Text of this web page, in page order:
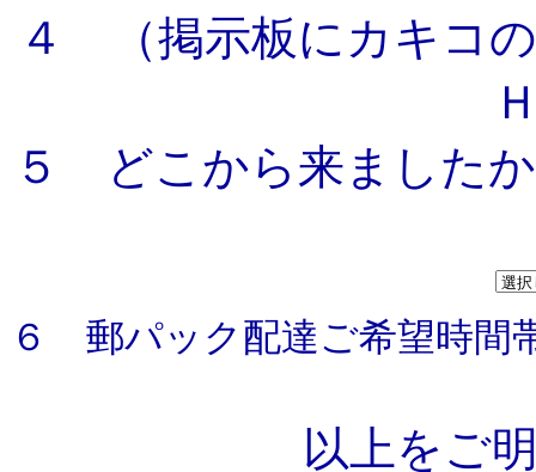
４ （掲示板にカキコ
５ どこから来ました
６ 郵パック配達ご希望時間
以上をご